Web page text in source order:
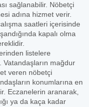
sağlanabilir. Nöbetçi
adına hizmet verir.
saatleri içerisinde
kapalı olma
listelere
Vatandaşların mağdur
veren nöbetçi
konumlarına en
Eczanelerin aranarak,
ya da kaça kadar